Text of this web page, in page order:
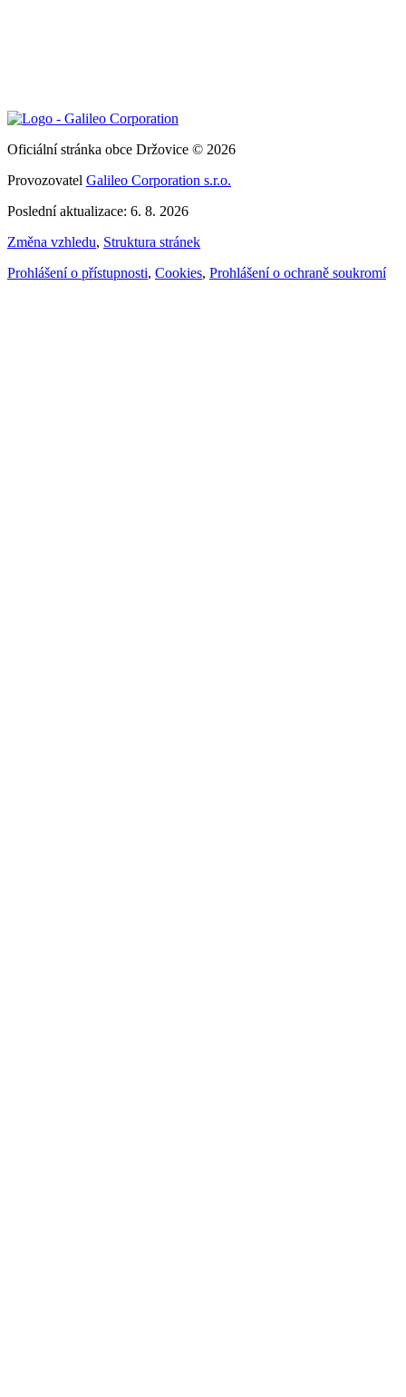
Oficiální stránka obce Držovice © 2026
Provozovatel Galileo Corporation s.r.o.
Poslední aktualizace: 6. 8. 2026
Změna vzhledu, Struktura stránek
Prohlášení o přístupnosti, Cookies, Prohlášení o ochraně soukromí